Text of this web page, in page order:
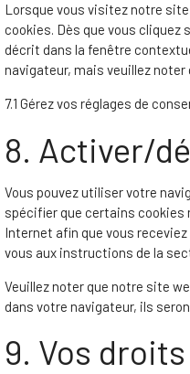
Lorsque vous visitez notre
cookies. Dès que vous
décrit dans la fenêtre
navigateur, mais veuillez
7.1 Gérez vos réglages de
8. Activer/
Vous pouvez utiliser votre
spécifier que certains cookies
Internet afin que vous
vous aux instructions de la
Veuillez noter que notre site
dans votre navigateur, ils
9. Vos